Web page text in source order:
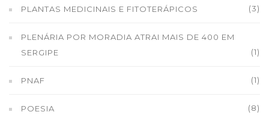
PLANTAS MEDICINAIS E FITOTERÁPICOS (3)
PLENÁRIA POR MORADIA ATRAI MAIS DE 400 EM
SERGIPE
(1)
PNAF (1)
POESIA (8)